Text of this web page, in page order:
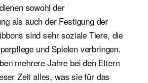
sowohl der
als auch der Festigung der
sind sehr soziale Tiere, die
und Spielen verbringen.
mehrere Jahre bei den Eltern
Zeit alles, was sie für das